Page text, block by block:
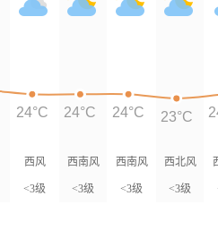
西风
<3级
西南风
<3级
西南风
<3级
西北风
<3级
24°C 24°C 24°C 23°C